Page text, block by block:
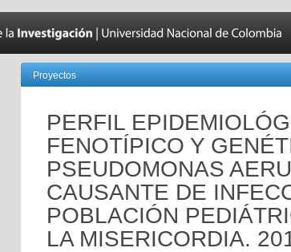
Proyectos
PERFIL
FENOTÍPICO Y
PSEUDOMONAS
CAUSANTE DE
POBLACIÓN
LA MISERICORDIA.